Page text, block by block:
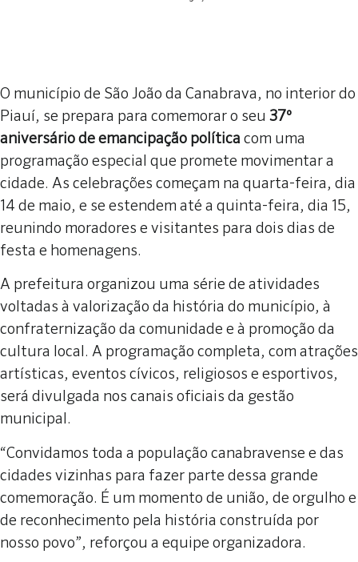
O município de São João da Canabrava, no interior do
Piauí, se prepara para comemorar o seu 37º
aniversário de emancipação política com uma
programação especial que promete movimentar a
cidade. As celebrações começam na quarta-feira, dia
14 de maio, e se estendem até a quinta-feira, dia 15,
reunindo moradores e visitantes para dois dias de
festa e homenagens.
A prefeitura organizou uma série de atividades
voltadas à valorização da história do município, à
confraternização da comunidade e à promoção da
cultura local. A programação completa, com atrações
artísticas, eventos cívicos, religiosos e esportivos,
será divulgada nos canais oficiais da gestão
municipal.
“Convidamos toda a população canabravense e das
cidades vizinhas para fazer parte dessa grande
comemoração. É um momento de união, de orgulho e
de reconhecimento pela história construída por
nosso povo”, reforçou a equipe organizadora.